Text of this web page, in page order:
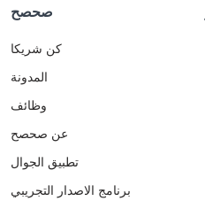
صحصح
كن شريكا
المدونة
وظائف
عن صحصح
تطبيق الجوال
برنامج الاصدار التجريبي